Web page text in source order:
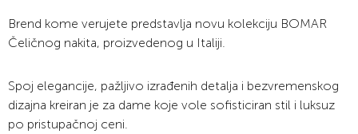
Brend kome verujete predstavlja novu kolekciju BOMAR
Čeličnog nakita, proizvedenog u Italiji.
Spoj elegancije, pažljivo izrađenih detalja i bezvremenskog
dizajna kreiran je za dame koje vole sofisticiran stil i luksuz
po pristupačnoj ceni.